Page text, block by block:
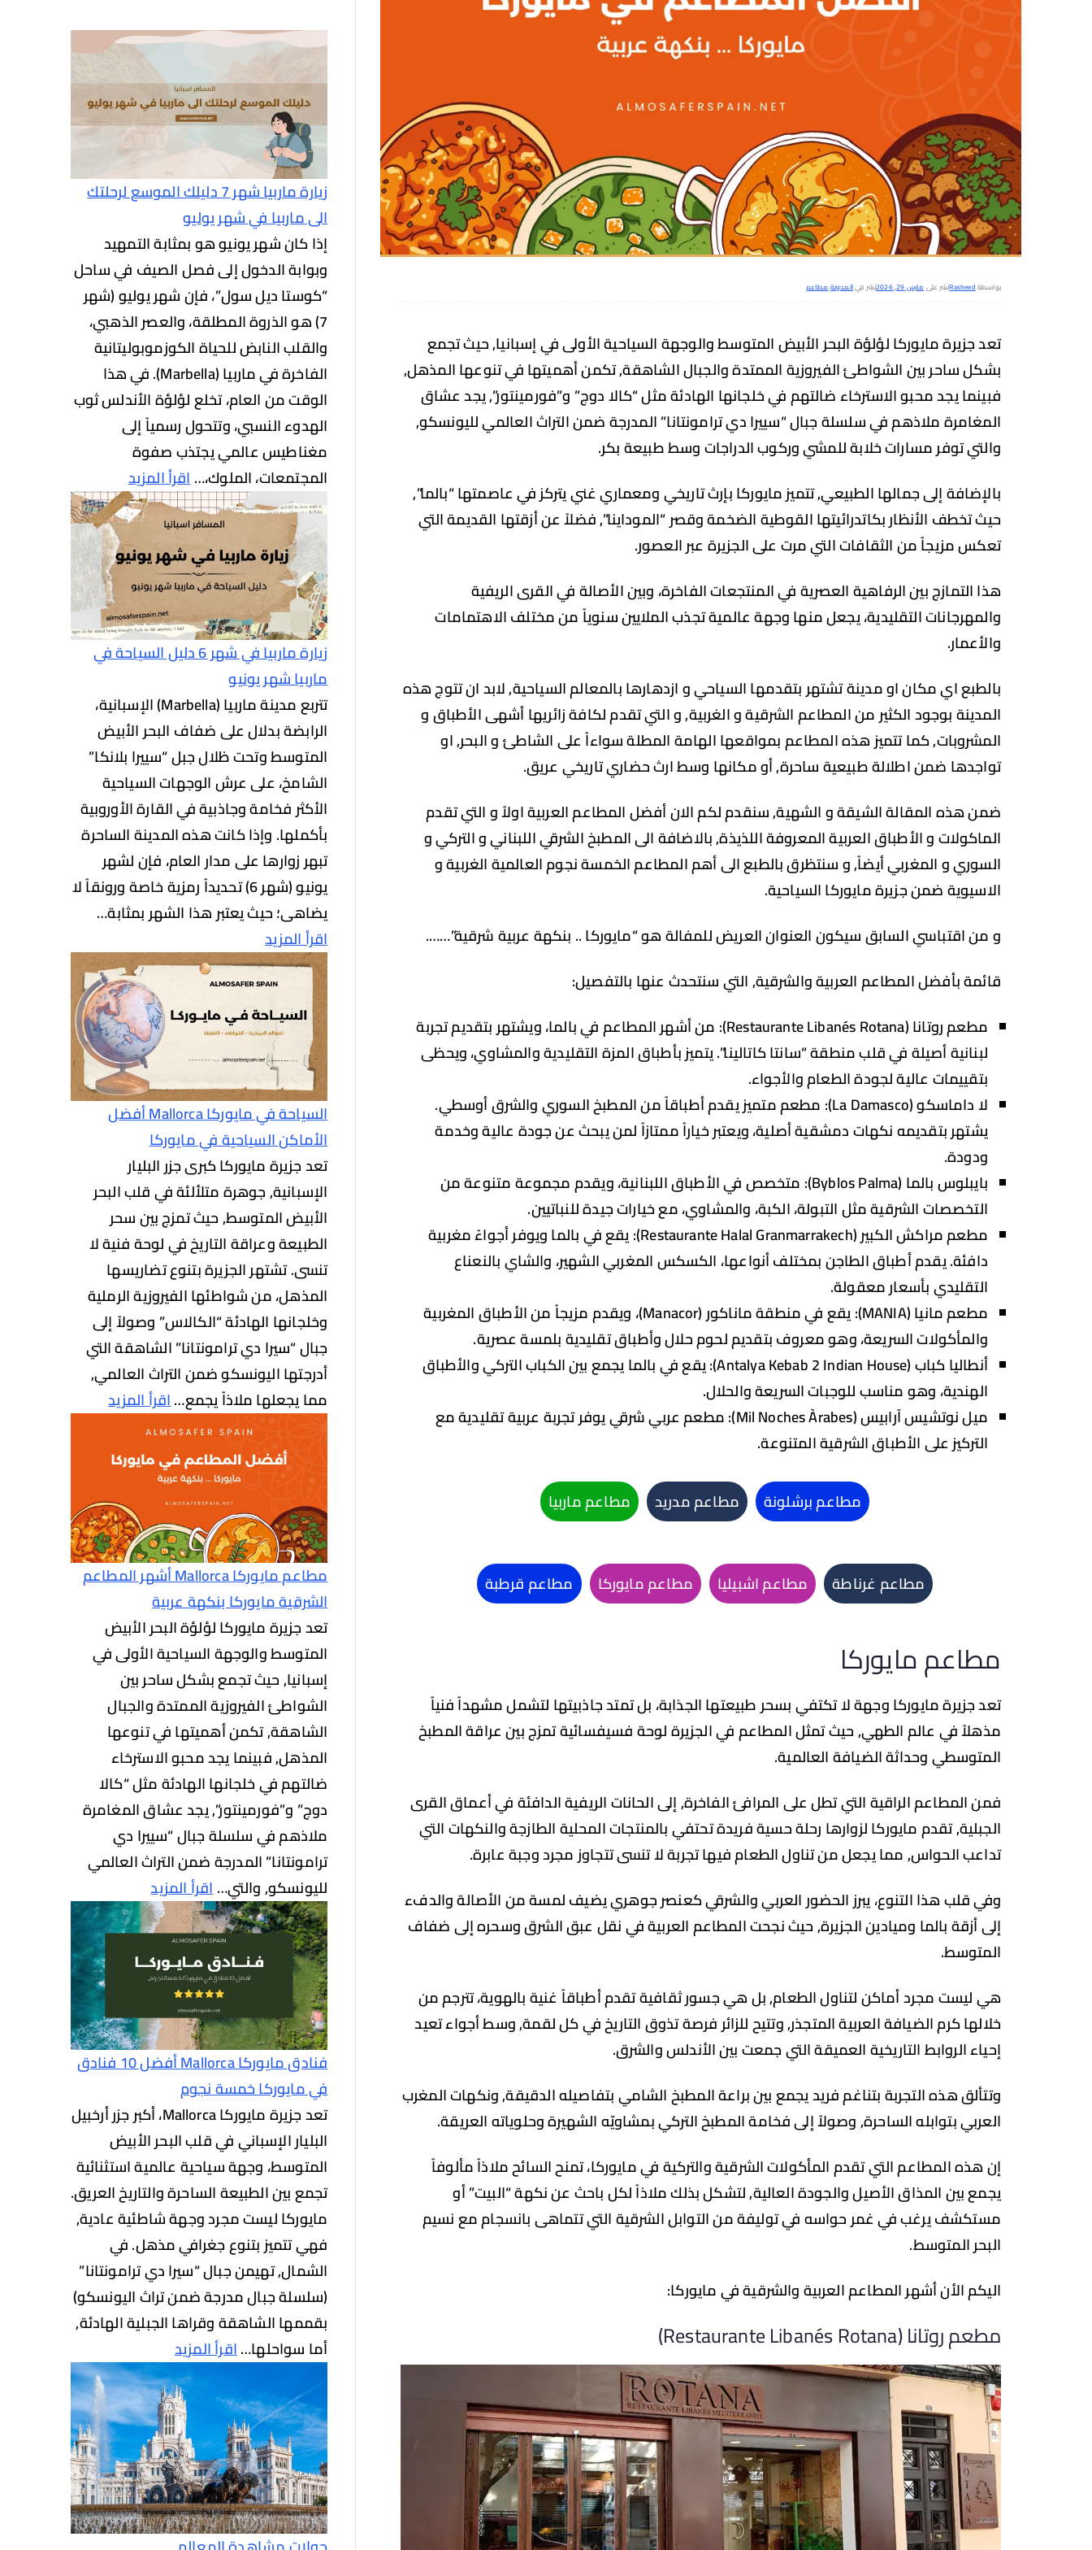
بواسطةRasheedنشر على مارس 29, 2026 نشر فيالمدونة،مطاعم
تعد جزيرة مايوركا لؤلؤة البحر الأبيض المتوسط والوجهة السياحية الأولى في إسبانيا, حيث تجمع
بشكل ساحر بين الشواطئ الفيروزية الممتدة والجبال الشاهقة, تكمن أهميتها في تنوعها المذهل,
فبينما يجد محبو الاسترخاء ضالتهم في خلجانها الهادئة مثل “كالا دوج” و”فورمينتور”, يجد عشاق
المغامرة ملاذهم في سلسلة جبال “سييرا دي ترامونتانا” المدرجة ضمن التراث العالمي لليونسكو,
والتي توفر مسارات خلابة للمشي وركوب الدراجات وسط طبيعة بكر.
بالإضافة إلى جمالها الطبيعي, تتميز مايوركا بإرث تاريخي ومعماري غني يتركز في عاصمتها “بالما”,
حيث تخطف الأنظار بكاتدرائيتها القوطية الضخمة وقصر “الموداينا”, فضلاً عن أزقتها القديمة التي
تعكس مزيجاً من الثقافات التي مرت على الجزيرة عبر العصور.
هذا التمازج بين الرفاهية العصرية في المنتجعات الفاخرة، وبين الأصالة في القرى الريفية
والمهرجانات التقليدية، يجعل منها وجهة عالمية تجذب الملايين سنوياً من مختلف الاهتمامات
والأعمار.
بالطبع اي مكان او مدينة تشتهر بتقدمها السياحي و ازدهارها بالمعالم السياحية, لابد ان تتوج هذه
المدينة بوجود الكثير من المطاعم الشرقية و الغربية, و التي تقدم لكافة زائريها أشهى الأطباق و
المشروبات, كما تتميز هذه المطاعم بمواقعها الهامة المطلة سواءاً على الشاطئ و البحر, او
تواجدها ضمن اطلالة طبيعية ساحرة, أو مكانها وسط ارث حضاري تاريخي عريق.
ضمن هذه المقالة الشيقة و الشهية, سنقدم لكم الان أفضل المطاعم العربية اولاً و التي تقدم
الماكولات و الأطباق العربية المعروفة اللذيذة, بالاضافة الى المطبخ الشرقي اللبناني و التركي و
السوري و المغربي أيضاً, و سنتظرق بالطبع الى أهم المطاعم الخمسة نجوم العالمية الغربية و
الاسيوية ضمن جزيرة مايوركا السياحية.
و من اقتباسي السابق سيكون العنوان العريض للمفالة هو “مايوركا .. بنكهة عربية شرقية”…….
قائمة بأفضل المطاعم العربية والشرقية, التي سنتحدث عنها بالتفصيل:
مطعم روتانا (Restaurante Libanés Rotana): من أشهر المطاعم في بالما، ويشتهر بتقديم تجربة
لبنانية أصيلة في قلب منطقة “سانتا كاتالينا”. يتميز بأطباق المزة التقليدية والمشاوي، ويحظى
بتقييمات عالية لجودة الطعام والأجواء.
لا داماسكو (La Damasco): مطعم متميز يقدم أطباقاً من المطبخ السوري والشرق أوسطي.
يشتهر بتقديمه نكهات دمشقية أصلية، ويعتبر خياراً ممتازاً لمن يبحث عن جودة عالية وخدمة
ودودة.
بايبلوس بالما (Byblos Palma): متخصص في الأطباق اللبنانية، ويقدم مجموعة متنوعة من
التخصصات الشرقية مثل التبولة، الكبة، والمشاوي، مع خيارات جيدة للنباتيين.
مطعم مراكش الكبير (Restaurante Halal Granmarrakech): يقع في بالما ويوفر أجواءً مغربية
دافئة. يقدم أطباق الطاجن بمختلف أنواعها، الكسكس المغربي الشهير، والشاي بالنعناع
التقليدي بأسعار معقولة.
مطعم مانيا (MANIA): يقع في منطقة ماناكور (Manacor)، ويقدم مزيجاً من الأطباق المغربية
والمأكولات السريعة، وهو معروف بتقديم لحوم حلال وأطباق تقليدية بلمسة عصرية.
أنطاليا كباب (Antalya Kebab 2 Indian House): يقع في بالما يجمع بين الكباب التركي والأطباق
الهندية، وهو مناسب للوجبات السريعة والحلال.
ميل نوتشيس آرابيس (Mil Noches Àrabes): مطعم عربي شرقي يوفر تجربة عربية تقليدية مع
التركيز على الأطباق الشرقية المتنوعة.
مطاعم برشلونة مطاعم مدريد مطاعم ماربيا
مطاعم غرناطة مطاعم اشبيليا مطاعم مايوركا مطاعم قرطبة
مطاعم مايوركا
تعد جزيرة مايوركا وجهة لا تكتفي بسحر طبيعتها الجذابة، بل تمتد جاذبيتها لتشمل مشهداً فنياً
مذهلاً في عالم الطهي, حيث تمثل المطاعم في الجزيرة لوحة فسيفسائية تمزج بين عراقة المطبخ
المتوسطي وحداثة الضيافة العالمية.
فمن المطاعم الراقية التي تطل على المرافئ الفاخرة, إلى الحانات الريفية الدافئة في أعماق القرى
الجبلية, تقدم مايوركا لزوارها رحلة حسية فريدة تحتفي بالمنتجات المحلية الطازجة والنكهات التي
تداعب الحواس, مما يجعل من تناول الطعام فيها تجربة لا تنسى تتجاوز مجرد وجبة عابرة.
وفي قلب هذا التنوع، يبرز الحضور العربي والشرقي كعنصر جوهري يضيف لمسة من الأصالة والدفء
إلى أزقة بالما وميادين الجزيرة, حيث نجحت المطاعم العربية في نقل عبق الشرق وسحره إلى ضفاف
المتوسط.
هي ليست مجرد أماكن لتناول الطعام, بل هي جسور ثقافية تقدم أطباقاً غنية بالهوية، تترجم من
خلالها كرم الضيافة العربية المتجذر, وتتيح للزائر فرصة تذوق التاريخ في كل لقمة, وسط أجواء تعيد
إحياء الروابط التاريخية العميقة التي جمعت بين الأندلس والشرق.
وتتألق هذه التجربة بتناغم فريد يجمع بين براعة المطبخ الشامي بتفاصيله الدقيقة, ونكهات المغرب
العربي بتوابله الساحرة, وصولاً إلى فخامة المطبخ التركي بمشاويّه الشهيرة وحلوياته العريقة.
إن هذه المطاعم التي تقدم المأكولات الشرقية والتركية في مايوركا، تمنح السائح ملاذاً مألوفاً
يجمع بين المذاق الأصيل والجودة العالية, لتشكل بذلك ملاذاً لكل باحث عن نكهة “البيت” أو
مستكشف يرغب في غمر حواسه في توليفة من التوابل الشرقية التي تتماهى بانسجام مع نسيم
البحر المتوسط.
اليكم الأن أشهر المطاعم العربية والشرقية في مايوركا:
مطعم روتانا (Restaurante Libanés Rotana)
زيارة ماربيا شهر 7 دليلك الموسع لرحلتك
الى ماربيا في شهر يوليو
إذا كان شهر يونيو هو بمثابة التمهيد
وبوابة الدخول إلى فصل الصيف في ساحل
“كوستا ديل سول”، فإن شهر يوليو (شهر
7) هو الذروة المطلقة، والعصر الذهبي،
والقلب النابض للحياة الكوزموبوليتانية
الفاخرة في ماربيا (Marbella). في هذا
الوقت من العام، تخلع لؤلؤة الأندلس ثوب
الهدوء النسبي، وتتحول رسمياً إلى
مغناطيس عالمي يجتذب صفوة
المجتمعات، الملوك،…اقرأ المزيد
زيارة ماربيا في شهر 6 دليل السياحة في
ماربيا شهر يونيو
تتربع مدينة ماربيا (Marbella) الإسبانية،
الرابضة بدلال على ضفاف البحر الأبيض
المتوسط وتحت ظلال جبل “سييرا بلانكا”
الشامخ، على عرش الوجهات السياحية
الأكثر فخامة وجاذبية في القارة الأوروبية
بأكملها. وإذا كانت هذه المدينة الساحرة
تبهر زوارها على مدار العام، فإن لشهر
يونيو (شهر 6) تحديداً رمزية خاصة ورونقاً لا
يضاهى؛ حيث يعتبر هذا الشهر بمثابة…
اقرأ المزيد
السياحة في مايوركا Mallorca أفضل
الأماكن السياحية في مايوركا
تعد جزيرة مايوركا كبرى جزر البليار
الإسبانية, جوهرة متلألئة في قلب البحر
الأبيض المتوسط, حيث تمزج بين سحر
الطبيعة وعراقة التاريخ في لوحة فنية لا
تنسى. تشتهر الجزيرة بتنوع تضاريسها
المذهل، من شواطئها الفيروزية الرملية
وخلجانها الهادئة “الكالاس” وصولاً إلى
جبال “سيرا دي ترامونتانا” الشاهقة التي
أدرجتها اليونسكو ضمن التراث العالمي,
مما يجعلها ملاذاً يجمع…اقرأ المزيد
مطاعم مايوركا Mallorca أشهر المطاعم
الشرقية مايوركا بنكهة عربية
تعد جزيرة مايوركا لؤلؤة البحر الأبيض
المتوسط والوجهة السياحية الأولى في
إسبانيا, حيث تجمع بشكل ساحر بين
الشواطئ الفيروزية الممتدة والجبال
الشاهقة, تكمن أهميتها في تنوعها
المذهل, فبينما يجد محبو الاسترخاء
ضالتهم في خلجانها الهادئة مثل “كالا
دوج” و”فورمينتور”, يجد عشاق المغامرة
ملاذهم في سلسلة جبال “سييرا دي
ترامونتانا” المدرجة ضمن التراث العالمي
لليونسكو, والتي…اقرأ المزيد
فنادق مايوركا Mallorca أفضل 10 فنادق
في مايوركا خمسة نجوم
تعد جزيرة مايوركا Mallorca، أكبر جزر أرخبيل
البليار الإسباني في قلب البحر الأبيض
المتوسط، وجهة سياحية عالمية استثنائية
تجمع بين الطبيعة الساحرة والتاريخ العريق.
مايوركا ليست مجرد وجهة شاطئية عادية,
فهي تتميز بتنوع جغرافي مذهل. في
الشمال, تهيمن جبال “سيرا دي ترامونتانا”
(سلسلة جبال مدرجة ضمن تراث اليونسكو)
بقممها الشاهقة وقراها الجبلية الهادئة,
أما سواحلها…اقرأ المزيد